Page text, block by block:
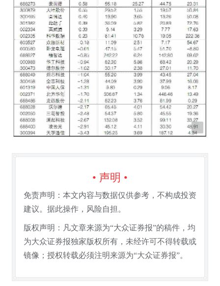
• 声明 •
免责声明：本文内容与数据仅供参考，不构成投资
建议。据此操作，风险自担。
版权声明：凡文章来源为“大众证券报”的稿件，均
为大众证券报独家版权所有，未经许可不得转载或
镜像；授权转载必须注明来源为“大众证券报”。